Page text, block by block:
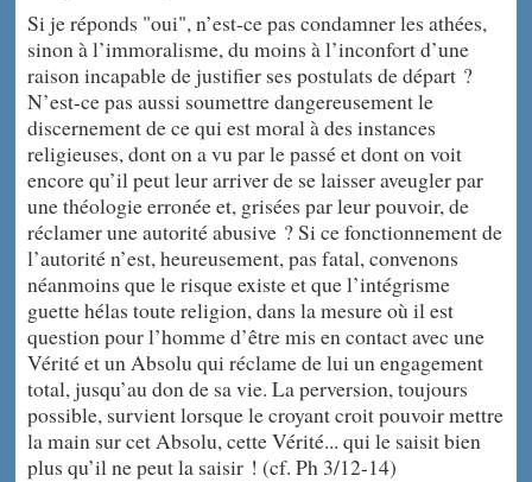
Si je réponds "oui", n’est-ce pas condamner les athées,
sinon à l’immoralisme, du moins à l’inconfort d’une
raison incapable de justifier ses postulats de départ ?
N’est-ce pas aussi soumettre dangereusement le
discernement de ce qui est moral à des instances
religieuses, dont on a vu par le passé et dont on voit
encore qu’il peut leur arriver de se laisser aveugler par
une théologie erronée et, grisées par leur pouvoir, de
réclamer une autorité abusive ? Si ce fonctionnement de
l’autorité n’est, heureusement, pas fatal, convenons
néanmoins que le risque existe et que l’intégrisme
guette hélas toute religion, dans la mesure où il est
question pour l’homme d’être mis en contact avec une
Vérité et un Absolu qui réclame de lui un engagement
total, jusqu’au don de sa vie. La perversion, toujours
possible, survient lorsque le croyant croit pouvoir mettre
la main sur cet Absolu, cette Vérité... qui le saisit bien
plus qu’il ne peut la saisir ! (cf. Ph 3/12-14)